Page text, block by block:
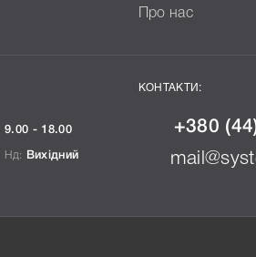
Про нас
9.00 - 18.00
Нд: Вихідний
КОНТАКТИ:
+380